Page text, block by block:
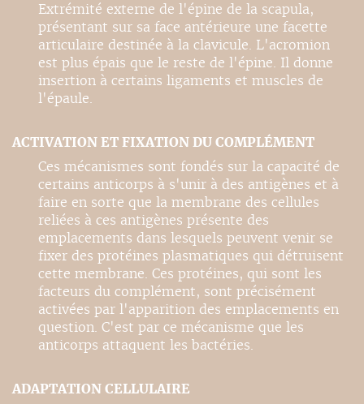
Extrémité externe de l'épine de la scapula,
présentant sur sa face antérieure une facette
articulaire destinée à la clavicule. L'acromion
est plus épais que le reste de l'épine. Il donne
insertion à certains ligaments et muscles de
l'épaule.
ACTIVATION ET FIXATION DU COMPLÉMENT
Ces mécanismes sont fondés sur la capacité de
certains anticorps à s'unir à des antigènes et à
faire en sorte que la membrane des cellules
reliées à ces antigènes présente des
emplacements dans lesquels peuvent venir se
fixer des protéines plasmatiques qui détruisent
cette membrane. Ces protéines, qui sont les
facteurs du complément, sont précisément
activées par l'apparition des emplacements en
question. C'est par ce mécanisme que les
anticorps attaquent les bactéries.
ADAPTATION CELLULAIRE